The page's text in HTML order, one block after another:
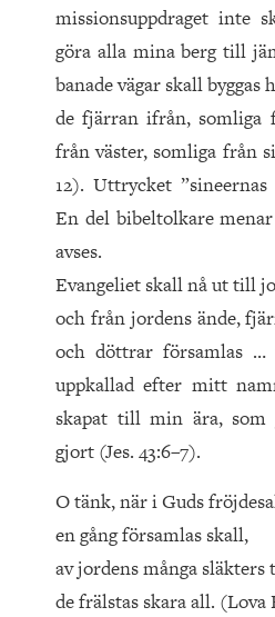
missionsuppdraget inte
göra alla mina berg till
banade vägar skall byggas
de fjärran ifrån, somliga
från väster, somliga från
12). Uttrycket
En del bibeltolkare
avses.
Evangeliet skall nå ut till
och från jordens ände,
och döttrar församlas
uppkallad efter mitt
skapat till min ära,
gjort (Jes. 43:6–7).
O tänk, när i Guds
en gång församlas skall,
av jordens många släkters
de frälstas skara all. (Lova